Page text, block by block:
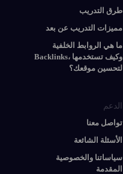
طرق التدريب
مميزات التدريب عن بعد
ما هي الروابط الخلفية
Backlinks، وكيف تستخدمها
لتحسين موقعك؟
الدعم
تواصل معنا
الأسئلة الشائعة
سياساتنا والخصوصية
المقدمة